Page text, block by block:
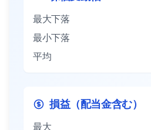
最大下落
最小下落
平均
損益（配当金含む）
最大